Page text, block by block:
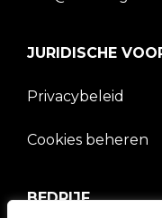
JURIDISCHE
Privacybeleid
Cookies beheren
BEDRIJF